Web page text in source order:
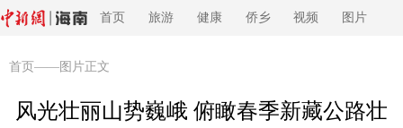
首页 旅游 健康 侨乡 视频 图片
首页 ——图片正文
风光壮丽山势巍峨 俯瞰春季新藏公路壮